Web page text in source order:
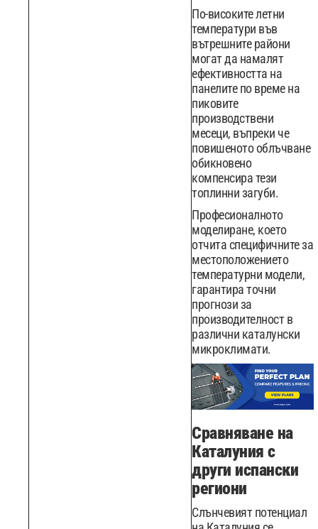
По-високите летни
температури във
вътрешните райони
могат да намалят
ефективността на
панелите по време на
пиковите
производствени
месеци, въпреки че
повишеното облъчване
обикновено
компенсира тези
топлинни загуби.
Професионалното
моделиране, което
отчита специфичните за
местоположението
температурни модели,
гарантира точни
прогнози за
производителност в
различни каталунски
микроклимати.
Сравняване на
Каталуния с
други испански
региони
Слънчевият потенциал